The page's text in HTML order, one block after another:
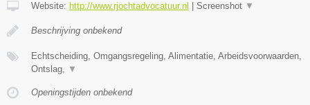
Website: http://www.rjochtadvocatuur.nl Screenshot ▼
Beschrijving onbekend
Echtscheiding, Omgangsregeling, Alimentatie, Arbeidsvoorwaarden,
Ontslag, ▼
Openingstijden onbekend